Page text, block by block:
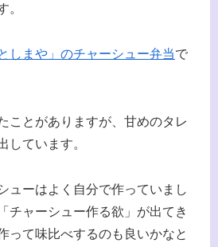
。
としまや」のチャーシュー弁当で
ことがありますが、甘めのタレ
しています。
ューはよく自分で作っていまし
チャーシュー作る欲」が出てき
って味比べするのも良いかなと